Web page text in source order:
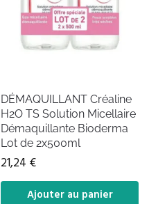
DÉMAQUILLANT Créaline
H2O TS Solution Micellaire
Démaquillante Bioderma
Lot de 2x500ml
21,24 €
Ajouter au panier